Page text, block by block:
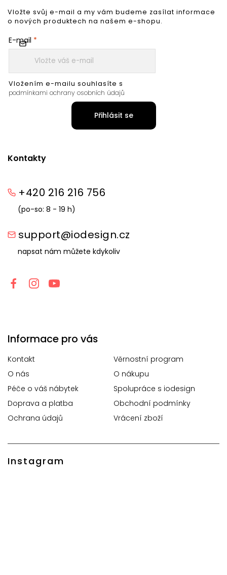
Kontakty
+420 216 216 756
(po-so: 8 - 19 h)
support@iodesign.cz
napsat nám můžete kdykoliv
Informace pro vás
Kontakt
Věrnostní program
O nás
O nákupu
Péče o váš nábytek
Spolupráce s iodesign
Doprava a platba
Obchodní podmínky
Ochrana údajů
Vrácení zboží
Instagram
Vložte svůj e-mail a my vám budeme zasílat informace
o nových produktech na našem e-shopu.
E-mail
Vložením e-mailu souhlasíte s
podmínkami ochrany osobních údajů
Přihlásit se